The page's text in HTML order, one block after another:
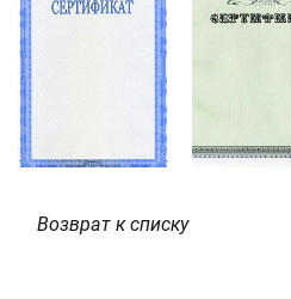
Возврат к списку